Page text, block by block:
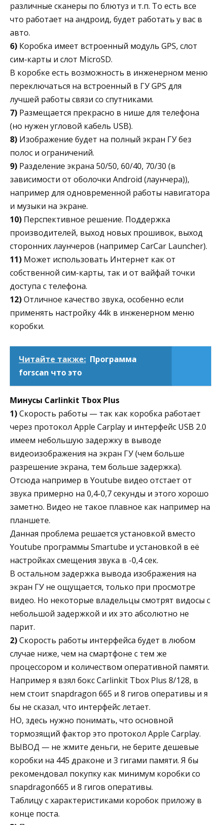
различные сканеры по блютуз и т.п. То есть все
что работает на андроид, будет работать у вас в
авто.
6) Коробка имеет встроенный модуль GPS, слот
сим-карты и слот MicroSD.
В коробке есть возможность в инженерном меню
переключаться на встроенный в ГУ GPS для
лучшей работы связи со спутниками.
7) Размещается прекрасно в нише для телефона
(но нужен угловой кабель USB).
8) Изображение будет на полный экран ГУ без
полос и ограничений.
9) Разделение экрана 50/50, 60/40, 70/30 (в
зависимости от оболочки Android (лаунчера)),
например для одновременной работы навигатора
и музыки на экране.
10) Перспективное решение. Поддержка
производителей, выход новых прошивок, выход
сторонних лаунчеров (например CarCar Launcher).
11) Может использовать Интернет как от
собственной сим-карты, так и от вайфай точки
доступа с телефона.
12)Отличное качество звука, особенно если
применять настройку 44k в инженерном меню
коробки.
Читайте также: Программа
forscan что это
Минусы Carlinkit Tbox Plus
1)Скорость работы — так как коробка работает
через протокол Apple Carplay и интерфейс USB 2.0
имеем небольшую задержку в выводе
видеоизображения на экран ГУ (чем больше
разрешение экрана, тем больше задержка).
Отсюда например в Youtube видео отстает от
звука примерно на 0,4-0,7 секунды и этого хорошо
заметно. Видео не такое плавное как например на
планшете.
Данная проблема решается установкой вместо
Youtube программы Smartube и установкой в её
настройках смещения звука в -0,4 сек.
В остальном задержка вывода изображения на
экран ГУ не ощущается, только при просмотре
видео. Но некоторые владельцы смотрят видосы с
небольшой задержкой и их это абсолютно не
парит.
2)Скорость работы интерфейса будет в любом
случае ниже, чем на смартфоне с тем же
процессором и количеством оперативной памяти.
Например я взял бокс Carlinkit Tbox Plus 8/128, в
нем стоит snapdragon 665 и 8 гигов оперативы и я
бы не сказал, что интерфейс летает.
НО, здесь нужно понимать, что основной
тормозящий фактор это протокол Apple Carplay.
ВЫВОД — не жмите деньги, не берите дешевые
коробки на 445 драконе и 3 гигами памяти. Я бы
рекомендовал покупку как минимум коробки со
snapdragon665 и 8 гигов оперативы.
Таблицу с характеристиками коробок приложу в
конце поста.